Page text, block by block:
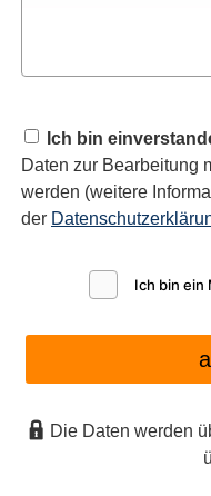
Ich bin
Daten zur Bearbeitung
werden (weitere
der
Die Daten werden